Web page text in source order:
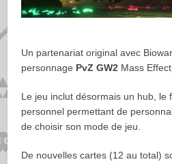
Un partenariat original avec
personnage PvZ GW2 Mass
Le jeu inclut désormais un hub, le
personnel permettant de
de choisir son mode de jeu.
De nouvelles cartes (12 au total)